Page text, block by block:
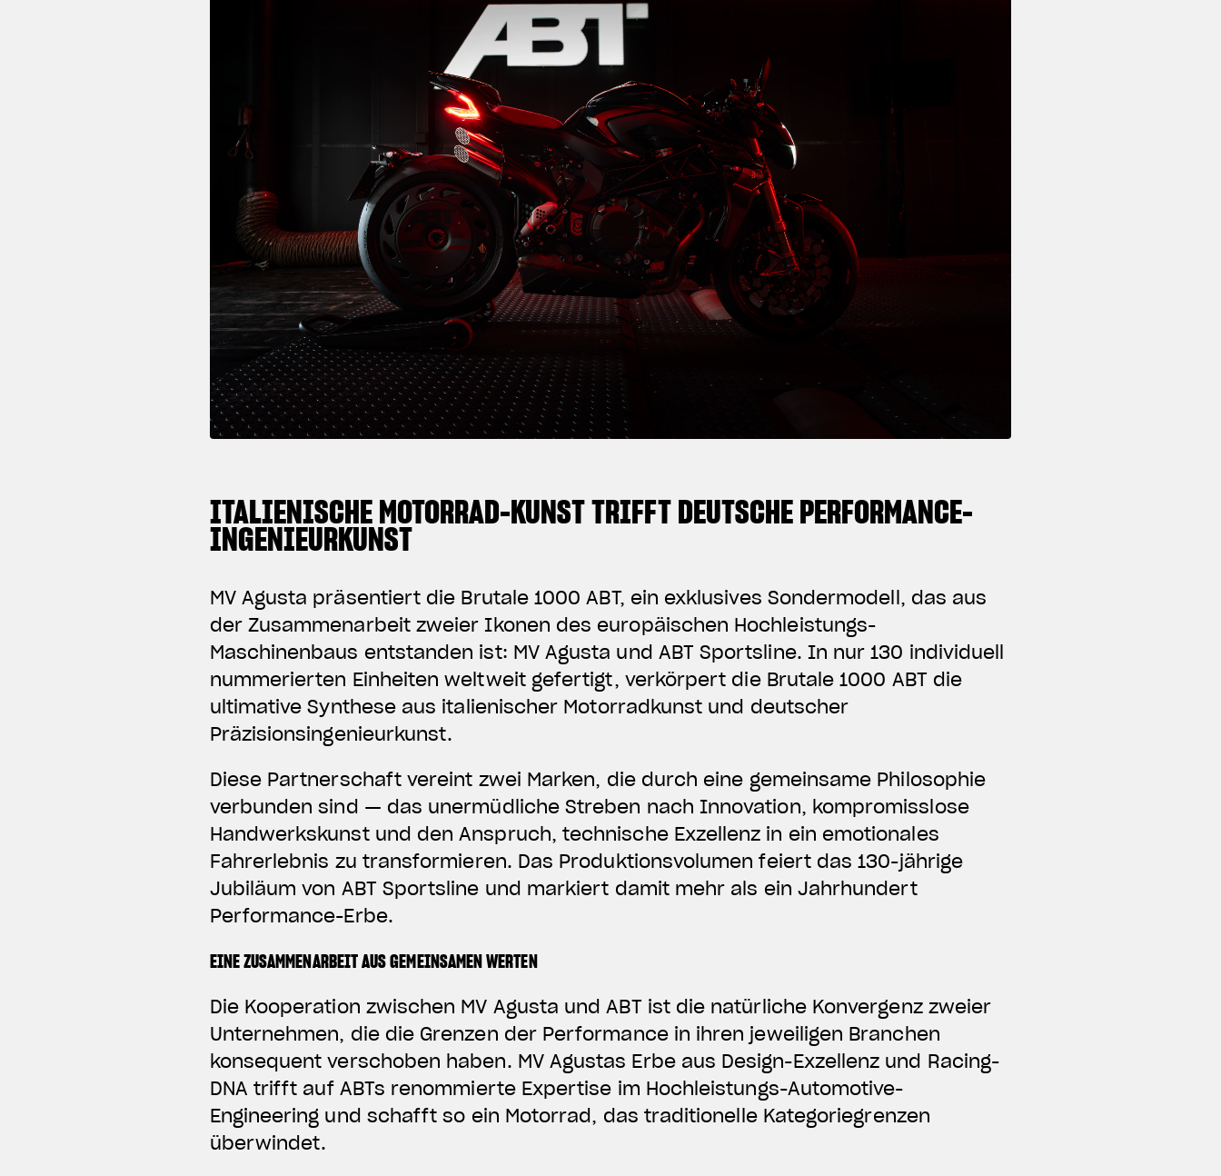
ITALIENISCHE MOTORRAD-KUNST TRIFFT DEUTSCHE PERFORMANCE-
INGENIEURKUNST
MV Agusta präsentiert die Brutale 1000 ABT, ein exklusives Sondermodell, das aus
der Zusammenarbeit zweier Ikonen des europäischen Hochleistungs-
Maschinenbaus entstanden ist: MV Agusta und ABT Sportsline. In nur 130 individuell
nummerierten Einheiten weltweit gefertigt, verkörpert die Brutale 1000 ABT die
ultimative Synthese aus italienischer Motorradkunst und deutscher
Präzisionsingenieurkunst.
Diese Partnerschaft vereint zwei Marken, die durch eine gemeinsame Philosophie
verbunden sind — das unermüdliche Streben nach Innovation, kompromisslose
Handwerkskunst und den Anspruch, technische Exzellenz in ein emotionales
Fahrerlebnis zu transformieren. Das Produktionsvolumen feiert das 130-jährige
Jubiläum von ABT Sportsline und markiert damit mehr als ein Jahrhundert
Performance-Erbe.
EINE ZUSAMMENARBEIT AUS GEMEINSAMEN WERTEN
Die Kooperation zwischen MV Agusta und ABT ist die natürliche Konvergenz zweier
Unternehmen, die die Grenzen der Performance in ihren jeweiligen Branchen
konsequent verschoben haben. MV Agustas Erbe aus Design-Exzellenz und Racing-
DNA trifft auf ABTs renommierte Expertise im Hochleistungs-Automotive-
Engineering und schafft so ein Motorrad, das traditionelle Kategoriegrenzen
überwindet.